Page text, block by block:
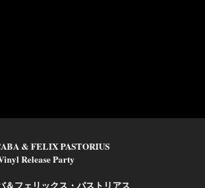
& FELIX PASTORIUS
Release Party
フェリックス・パストリアス